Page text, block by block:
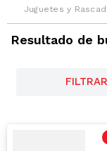
Juguetes y
Resultado de
FILTRAR